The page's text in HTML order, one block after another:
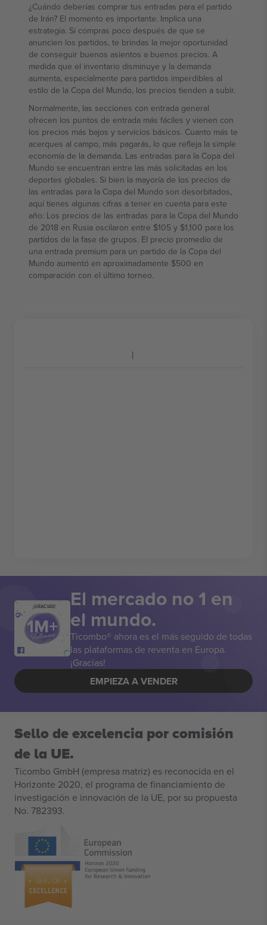
¿Cuándo deberías comprar tus entradas para el partido
de Irán? El momento es importante. Implica una
estrategia. Si compras poco después de que se
anuncien los partidos, te brindas la mejor oportunidad
de conseguir buenos asientos a buenos precios. A
medida que el inventario disminuye y la demanda
aumenta, especialmente para partidos imperdibles al
estilo de la Copa del Mundo, los precios tienden a subir.
Normalmente, las secciones con entrada general
ofrecen los puntos de entrada más fáciles y vienen con
los precios más bajos y servicios básicos. Cuanto más te
acerques al campo, más pagarás, lo que refleja la simple
economía de la demanda. Las entradas para la Copa del
Mundo se encuentran entre las más solicitadas en los
deportes globales. Si bien la mayoría de los precios de
las entradas para la Copa del Mundo son desorbitados,
aquí tienes algunas cifras a tener en cuenta para este
año: Los precios de las entradas para la Copa del Mundo
de 2018 en Rusia oscilaron entre $105 y $1,100 para los
partidos de la fase de grupos. El precio promedio de
una entrada premium para un partido de la Copa del
Mundo aumentó en aproximadamente $500 en
comparación con el último torneo.
¡GRACIAS! El mercado no 1 en
el mundo.
Ticombo® ahora es el más seguido de todas
las plataformas de reventa en Europa.
¡Gracias!
EMPIEZA A VENDER
Sello de excelencia por comisión
de la UE.
Ticombo GmbH (empresa matriz) es reconocida en el
Horizonte 2020, el programa de financiamiento de
investigación e innovación de la UE, por su propuesta
No. 782393.